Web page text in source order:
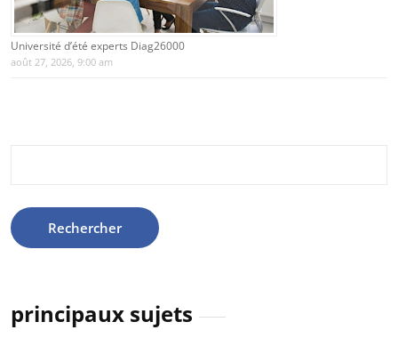
Université d’été experts Diag26000
août 27, 2026, 9:00 am
principaux sujets